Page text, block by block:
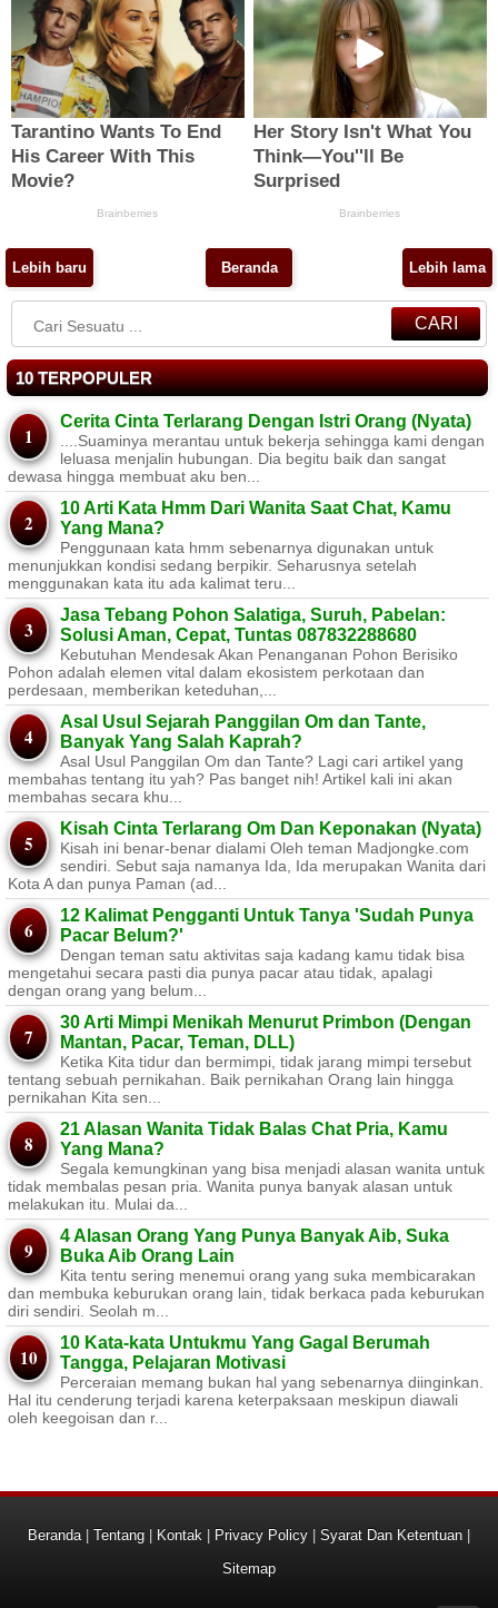
Lebih baru Lebih lama
Beranda
CARI
10 TERPOPULER
Cerita Cinta Terlarang Dengan Istri Orang (Nyata)
....Suaminya merantau untuk bekerja sehingga kami dengan
leluasa menjalin hubungan. Dia begitu baik dan sangat
dewasa hingga membuat aku ben...
10 Arti Kata Hmm Dari Wanita Saat Chat, Kamu
Yang Mana?
Penggunaan kata hmm sebenarnya digunakan untuk
menunjukkan kondisi sedang berpikir. Seharusnya setelah
menggunakan kata itu ada kalimat teru...
Jasa Tebang Pohon Salatiga, Suruh, Pabelan:
Solusi Aman, Cepat, Tuntas 087832288680
Kebutuhan Mendesak Akan Penanganan Pohon Berisiko ​
Pohon adalah elemen vital dalam ekosistem perkotaan dan
perdesaan, memberikan keteduhan,...
Asal Usul Sejarah Panggilan Om dan Tante,
Banyak Yang Salah Kaprah?
Asal Usul Panggilan Om dan Tante? Lagi cari artikel yang
membahas tentang itu yah? Pas banget nih! Artikel kali ini akan
membahas secara khu...
Kisah Cinta Terlarang Om Dan Keponakan (Nyata)
Kisah ini benar-benar dialami Oleh teman Madjongke.com
sendiri. Sebut saja namanya Ida, Ida merupakan Wanita dari
Kota A dan punya Paman (ad...
12 Kalimat Pengganti Untuk Tanya 'Sudah Punya
Pacar Belum?'
Dengan teman satu aktivitas saja kadang kamu tidak bisa
mengetahui secara pasti dia punya pacar atau tidak, apalagi
dengan orang yang belum...
30 Arti Mimpi Menikah Menurut Primbon (Dengan
Mantan, Pacar, Teman, DLL)
Ketika Kita tidur dan bermimpi, tidak jarang mimpi tersebut
tentang sebuah pernikahan. Baik pernikahan Orang lain hingga
pernikahan Kita sen...
21 Alasan Wanita Tidak Balas Chat Pria, Kamu
Yang Mana?
Segala kemungkinan yang bisa menjadi alasan wanita untuk
tidak membalas pesan pria. Wanita punya banyak alasan untuk
melakukan itu. Mulai da...
4 Alasan Orang Yang Punya Banyak Aib, Suka
Buka Aib Orang Lain
Kita tentu sering menemui orang yang suka membicarakan
dan membuka keburukan orang lain, tidak berkaca pada keburukan
diri sendiri. Seolah m...
10 Kata-kata Untukmu Yang Gagal Berumah
Tangga, Pelajaran Motivasi
Perceraian memang bukan hal yang sebenarnya diinginkan.
Hal itu cenderung terjadi karena keterpaksaan meskipun diawali
oleh keegoisan dan r...
Beranda Tentang Kontak Privacy Policy Syarat Dan Ketentuan
Sitemap